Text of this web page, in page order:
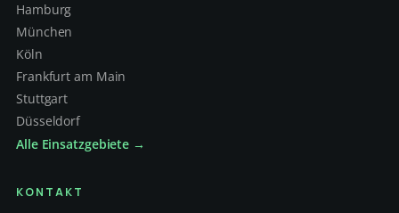
Hamburg
München
Köln
Frankfurt am Main
Stuttgart
Düsseldorf
Alle Einsatzgebiete →
KONTAKT